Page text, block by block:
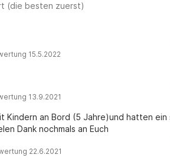
(die besten zuerst)
15.5.2022
13.9.2021
Kindern an Bord (5 Jahre)und hatten ein
Dank nochmals an Euch
22.6.2021